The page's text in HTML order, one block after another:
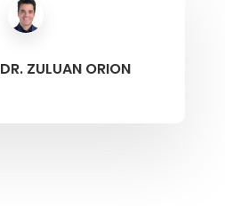
DR. ZULUAN ORION